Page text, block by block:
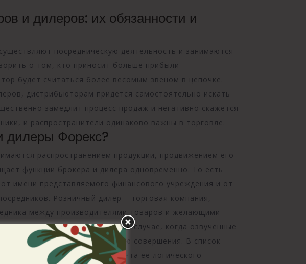
и дилеров: их обязанности и
посредническую деятельность и занимаются
о том, кто приносит больше прибыли
будет считаться более весомым звеном в цепочке.
дистрибьюторам придется самостоятельно искать
замедлит процесс продаж и негативно скажется
и распространители одинаково важны в торговле.
дилеры Форекс?
распространением продукции, продвижением его
функции брокера и дилера одновременно. То есть
имени представляемого финансового учреждения и от
Розничный дилер – торговая компания,
между производителями товаров и желающими
и физическими лицами. В том случае, когда озвученные
может перейти в стадию совершения. В список
сделки до момента её логического